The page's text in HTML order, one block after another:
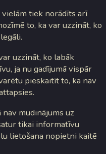
vielām tiek norādīts arī
to, ka var uzzināt, ko
uzzināt, ko labāk
ja nu gadījumā vispār
pieskaitīt to, ka nav
nav mudinājums uz
tikai informatīvu
lietošana nopietni kaitē